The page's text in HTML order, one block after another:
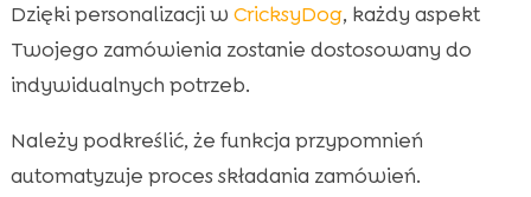
Dzięki personalizacji w CricksyDog, każdy aspekt
Twojego zamówienia zostanie dostosowany do
indywidualnych potrzeb.
Należy podkreślić, że funkcja przypomnień
automatyzuje proces składania zamówień.